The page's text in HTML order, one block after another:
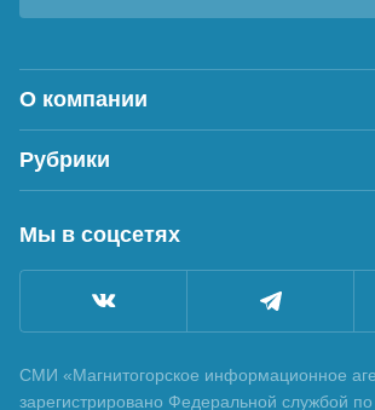
О компании
Рубрики
Мы в соцсетях
СМИ «Магнитогорское информационное
зарегистрировано Федеральной службой